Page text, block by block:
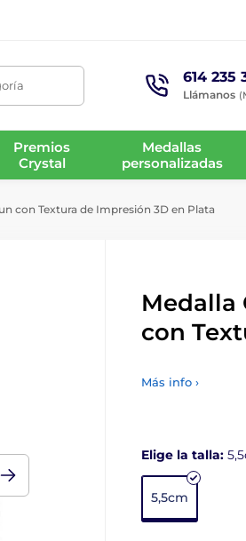
614 235
Llámanos
Premios
Crystal
Medallas
personalizadas
con Textura de Impresión 3D en Plata
Medalla
con
Más info ›
Elige la talla:
5,5cm